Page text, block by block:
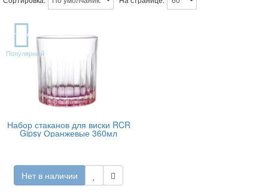
TOP
Популярный
Набор стаканов для виски RCR
Gipsy Оранжевые 360мл
Нет в наличии